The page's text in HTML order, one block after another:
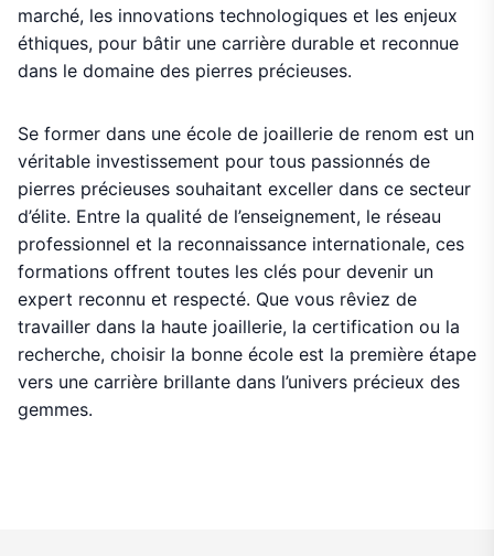
marché, les innovations technologiques et les enjeux
éthiques, pour bâtir une carrière durable et reconnue
dans le domaine des pierres précieuses.
Se former dans une école de joaillerie de renom est un
véritable investissement pour tous passionnés de
pierres précieuses souhaitant exceller dans ce secteur
d’élite. Entre la qualité de l’enseignement, le réseau
professionnel et la reconnaissance internationale, ces
formations offrent toutes les clés pour devenir un
expert reconnu et respecté. Que vous rêviez de
travailler dans la haute joaillerie, la certification ou la
recherche, choisir la bonne école est la première étape
vers une carrière brillante dans l’univers précieux des
gemmes.